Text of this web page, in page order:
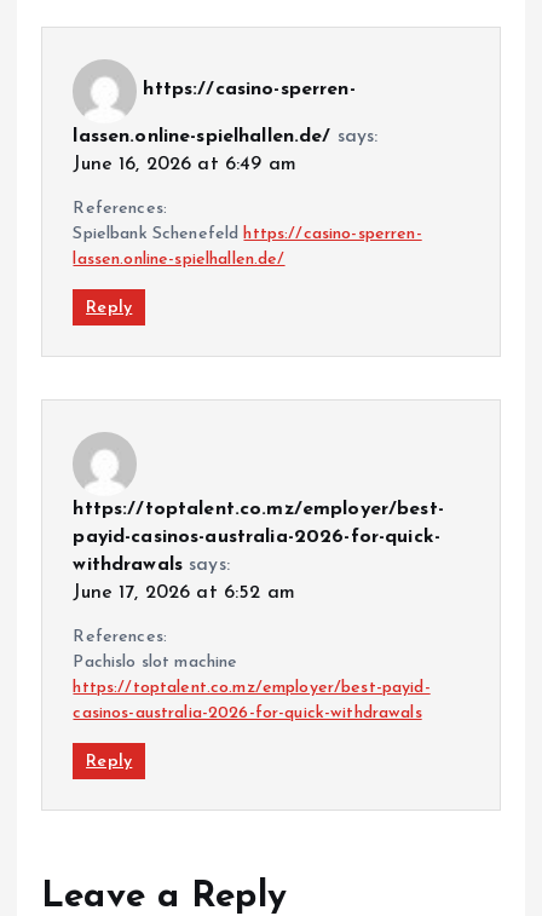
https://casino-sperren-
lassen.online-spielhallen.de/ says:
June 16, 2026 at 6:49 am
References:
Spielbank Schenefeld https://casino-sperren-
lassen.online-spielhallen.de/
Reply
https://toptalent.co.mz/employer/best-
payid-casinos-australia-2026-for-quick-
withdrawals says:
June 17, 2026 at 6:52 am
References:
Pachislo slot machine
https://toptalent.co.mz/employer/best-payid-
casinos-australia-2026-for-quick-withdrawals
Reply
Leave a Reply